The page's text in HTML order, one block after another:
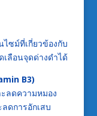
ซม์ที่เกี่ยวข้องกับ
ลือนจุดด่างดำได้
B3)
ลดความหมอง
ดการอักเสบ